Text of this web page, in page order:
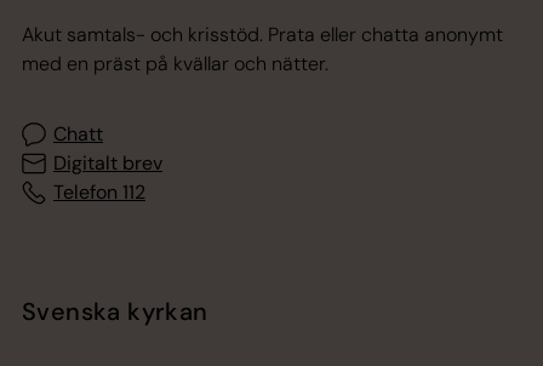
Akut samtals- och krisstöd. Prata eller chatta anonymt
med en präst på kvällar och nätter.
Chatt
Digitalt brev
Telefon 112
Svenska kyrkan